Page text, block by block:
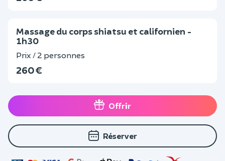
Massage du corps shiatsu et californien -
1h30
Prix / 2 personnes
260 €
Offrir
Réserver